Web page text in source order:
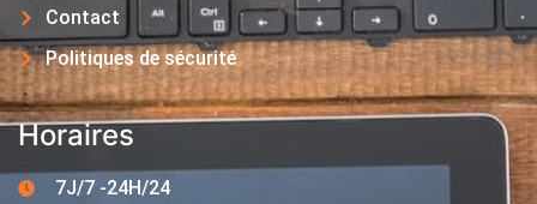
Contact
Politiques de sécurité
Horaires
7J/7 -24H/24